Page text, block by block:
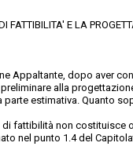
E LA
Appaltante, dopo aver
alla
estimativa. Quanto
di fattibilità non costituisce
nel punto 1.4 del